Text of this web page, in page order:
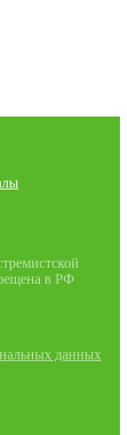
в РФ
данных